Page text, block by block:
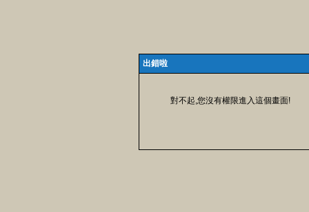
出錯啦
對不起,您沒有權限進入這個畫面!